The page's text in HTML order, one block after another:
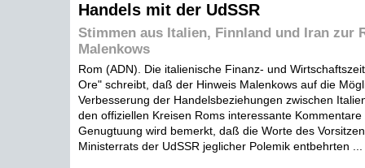
Handels mit der UdSSR
Stimmen aus Italien, Finnland und Iran zur
Malenkows
Rom (ADN). Die italienische Finanz- und
Ore" schreibt, daß der Hinweis Malenkows auf die
Verbesserung der Handelsbeziehungen zwischen
den offiziellen Kreisen Roms interessante
Genugtuung wird bemerkt, daß die Worte des
Ministerrats der UdSSR jeglicher Polemik entbehrten ...